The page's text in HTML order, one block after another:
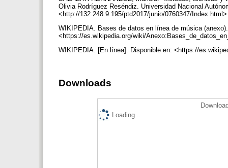
Olivia Rodríguez Reséndiz. Universidad Nacional
<http://132.248.9.195/ptd2017/junio/0760347/
WIKIPEDIA. Bases de datos en línea de música
<https://es.wikipedia.org/wiki/
WIKIPEDIA. [En línea]. Disponible en: <https://
Downloads
Loading...